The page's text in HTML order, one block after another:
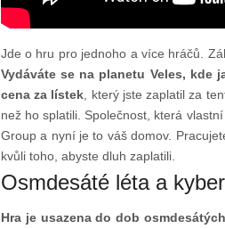
Jde o hru pro jednoho a více hráčů.
Vydáváte se na planetu Veles, kde
cena za lístek , který jste zaplatil za
než ho splatili. Společnost, která
Group a nyní je to váš domov.
kvůli toho, abyste dluh zaplatili.
Osmdesáté léta a
Hra je usazena do dob